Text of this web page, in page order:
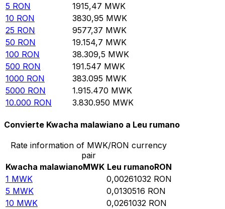
5 RON 1915,47 MWK
10 RON 3830,95 MWK
25 RON 9577,37 MWK
50 RON 19.154,7 MWK
100 RON 38.309,5 MWK
500 RON 191.547 MWK
1000 RON 383.095 MWK
5000 RON 1.915.470 MWK
10.000 RON 3.830.950 MWK
Convierte Kwacha malawiano a Leu rumano
Rate information of MWK/RON currency
pair
Kwacha malawianoMWK Leu rumanoRON
1 MWK 0,00261032 RON
5 MWK 0,0130516 RON
10 MWK 0,0261032 RON